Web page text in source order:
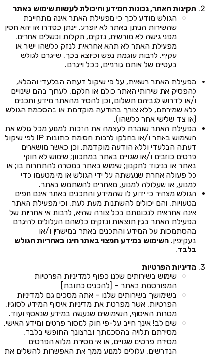
תקינות האתר, נכונות המידע והיכולת לעשות שימוש באתר
הגולש מודע לכך כי מפעילת האתר אינה מתחייבת
שהשירות הניתן באתר לא יופרע, יינתן כסדרו או יהא חסין
מפני גישה לא מורשית, נזקים, תקלות וכשלים אחרים.
מפעילת האתר לא תהא אחראית לנזק כלשהו ישיר או
עקיף, לרבות עוגמת נפש וכיוצא בכך, שייגרם לגולש
בעטיים של אותם גורמים, ככל וייגרם.
מפעילת האתר רשאית, על פי שיקול דעתה הבלעדי והמלא,
להפסיק את שירותי האתר כולם או חלקם, לערוך בהם שינויים
ו/או לדרוש לגביהם תשלום, וכן להסיר מהאתר מידע ותכנים
ללא שמירתם, ללא צורך בהודעה מוקדמת או בהסכמת הגולש
(או צד שלישי אחר כלשהו).
מפעילת האתר שומרת לעצמה את הזכות למנוע מכל גולש את
השימוש באתר ו/או בחלקו לרבות חסימת כתובות IP לפי שיקול
דעתה הבלעדי וללא הודעה מוקדמת, וכן כאשר מושארים
פרטים כוזבים ו/או שגויים באתר במתכוון; שימוש לא חוקי
באתר או בניגוד לתקנון; שימוש באתר במטרה להתחרות בו; או
כל פעולה אחרת שנעשתה על ידי הגולש או מי מטעמו כדי
למנוע, או שעלולה למנוע, מאחרים להשתמש באתר.
הגולש מצהיר כי ידוע לו שהמידע והתכנים באתר אינם חפים
מטעויות, והם יכולים להשתנות מעת לעת, וכי מפעילת האתר
אינה אחראית לנכונותם בכל צורה שהיא, לרבות אי אחריות של
מפעילת האתר בגין תוצאות ונזקים כלשהם העלולים להיגרם
מהסתמכות על המידע והתכנים באתר במישרין ו/או
בעקיפין. השימוש במידע המצוי באתר הינו באחריות הגולש
בלבד.
מדיניות הפרטיות
שימוש בשירותים שלנו כפוף למדיניות הפרטיות
המפורסמת באתר – [להכניס כתובת]
בשימושך בשירותים שלנו – אתה מסכים גם למדיניות
הפרטיות, אשר מפרטת את מדיניות איסוף המידע לסוגיו,
מטרות האיסוף, השימושים שנעשה במידע שנאסף ועוד.
שים לב! אינך חייב על-פי חוק למסור פרטים ומידע האישי.
מסירתם תלויה בהסכמתך וברצונך החופשי בלבד.
מסירת פרטים שגויים, או אי מסירת מלוא הפרטים
הנדרשים, עלולים למנוע ממך את האפשרות להשלים את